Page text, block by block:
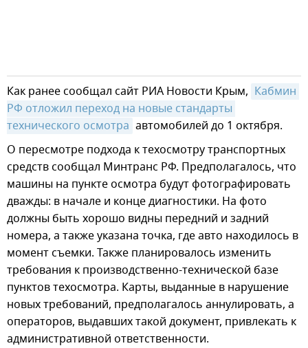
Как ранее сообщал сайт РИА Новости Крым, Кабмин
РФ отложил переход на новые стандарты
технического осмотра автомобилей до 1 октября.
О пересмотре подхода к техосмотру транспортных
средств сообщал Минтранс РФ. Предполагалось, что
машины на пункте осмотра будут фотографировать
дважды: в начале и конце диагностики. На фото
должны быть хорошо видны передний и задний
номера, а также указана точка, где авто находилось в
момент съемки. Также планировалось изменить
требования к производственно-технической базе
пунктов техосмотра. Карты, выданные в нарушение
новых требований, предполагалось аннулировать, а
операторов, выдавших такой документ, привлекать к
административной ответственности.